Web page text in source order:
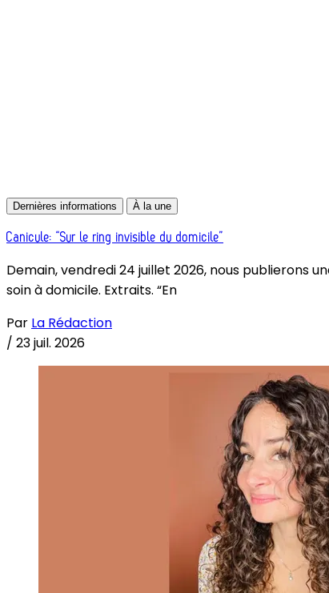
Dernières informations À la une
Canicule: “Sur le ring invisible du domicile”
Demain, vendredi 24 juillet 2026, nous publierons
soin à domicile. Extraits. “En
Par La Rédaction
/ 23 juil. 2026